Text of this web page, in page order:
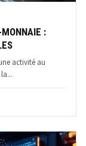
:
activité au